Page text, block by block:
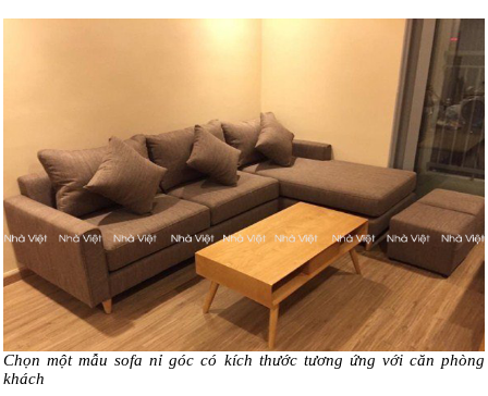
Chọn một mẫu sofa nỉ góc có kích thước tương ứng với căn phòng
khách